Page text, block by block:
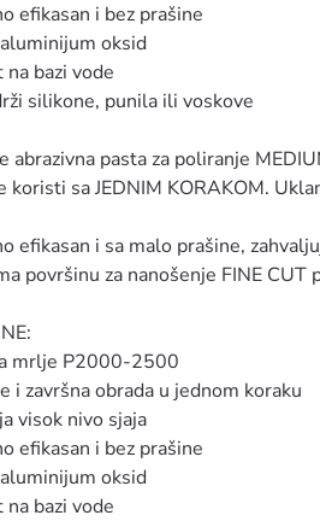
efikasan i bez prašine
oksid
na bazi vode
silikone, punila ili voskove
abrazivna pasta za poliranje
koristi sa JEDNIM KORAKOM.
efikasan i sa malo prašine,
površinu za nanošenje FINE CUT
mrlje P2000-2500
i završna obrada u jednom koraku
visok nivo sjaja
efikasan i bez prašine
oksid
na bazi vode